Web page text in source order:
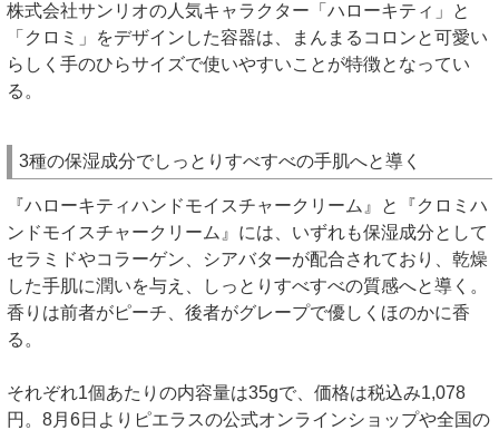
株式会社サンリオの人気キャラクター「ハローキティ」と
「クロミ」をデザインした容器は、まんまるコロンと可愛い
らしく手のひらサイズで使いやすいことが特徴となってい
る。
3種の保湿成分でしっとりすべすべの手肌へと導く
『ハローキティハンドモイスチャークリーム』と『クロミハ
ンドモイスチャークリーム』には、いずれも保湿成分として
セラミドやコラーゲン、シアバターが配合されており、乾燥
した手肌に潤いを与え、しっとりすべすべの質感へと導く。
香りは前者がピーチ、後者がグレープで優しくほのかに香
る。
それぞれ1個あたりの内容量は35gで、価格は税込み1,078
円。8月6日よりピエラスの公式オンラインショップや全国の